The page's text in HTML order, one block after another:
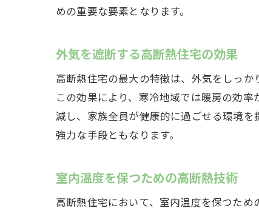
めの重要な要素となります。
外気を遮断する高断熱住宅の効果
高断熱住宅の最大の特徴は、外気をしっか
この効果により、寒冷地域では暖房の効
減し、家族全員が健康的に過ごせる環境
強力な手段ともなります。
室内温度を保つための高断熱技術
高断熱住宅において、室内温度を保つた